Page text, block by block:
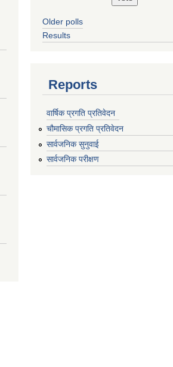
Older polls
Results
Reports
वार्षिक प्रगति प्रतिवेदन
चौमासिक प्रगति प्रतिवेदन
सार्वजनिक सुनुवाई
सार्वजनिक परीक्षण